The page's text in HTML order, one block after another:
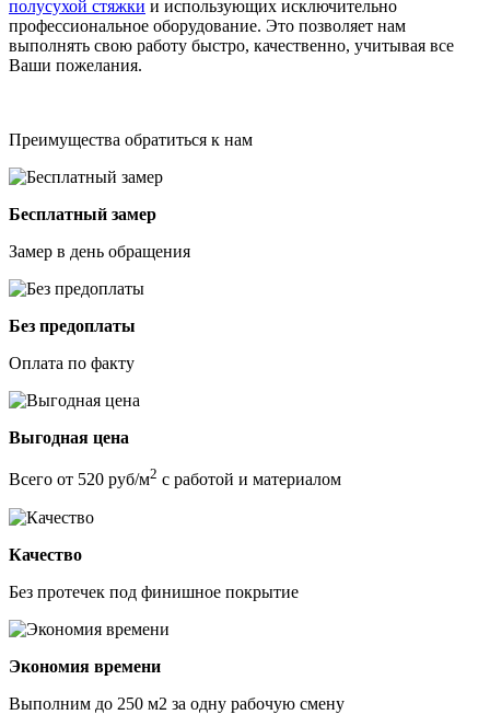
полусухой стяжки и использующих исключительно
профессиональное оборудование. Это позволяет нам
выполнять свою работу быстро, качественно, учитывая все
Ваши пожелания.
Преимущества обратиться к нам
Бесплатный замер
Замер в день обращения
Без предоплаты
Оплата по факту
Выгодная цена
Всего от 520 руб/м2 с работой и материалом
Качество
Без протечек под финишное покрытие
Экономия времени
Выполним до 250 м2 за одну рабочую смену